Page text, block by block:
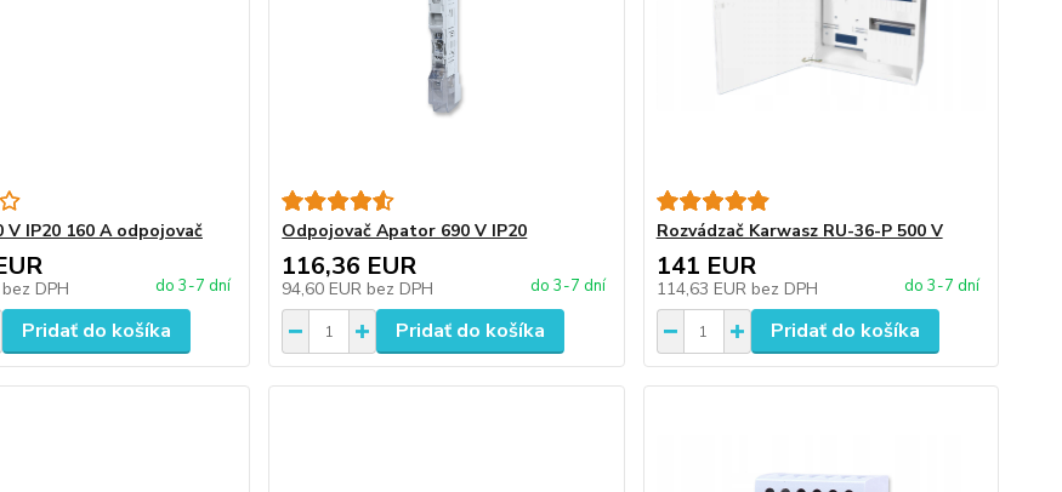
V IP20 160 A odpojovač
bez DPH do 3-7 dní
Pridať do košíka
Odpojovač Apator 690 V IP20
116,36 EUR
94,60 EUR bez DPH do 3-7 dní
Pridať do košíka
Rozvádzač Karwasz RU-36-P 500 V
141 EUR
114,63 EUR bez DPH do 3-7 dní
Pridať do košíka